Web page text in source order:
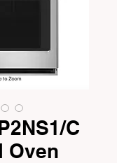
C
Oven